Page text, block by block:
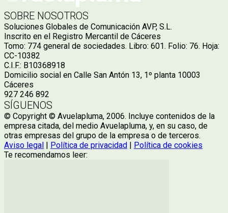
SOBRE NOSOTROS
Soluciones Globales de Comunicación AVP, S.L.
Inscrito en el Registro Mercantil de Cáceres
Tomo: 774 general de sociedades. Libro: 601. Folio: 76. Hoja:
CC-10382
C.I.F.: B10368918
Domicilio social en Calle San Antón 13, 1º planta 10003
Cáceres
927 246 892
SÍGUENOS
© Copyright © Avuelapluma, 2006. Incluye contenidos de la
empresa citada, del medio Avuelapluma, y, en su caso, de
otras empresas del grupo de la empresa o de terceros.
Aviso legal | Política de privacidad | Política de cookies
Te recomendamos leer: